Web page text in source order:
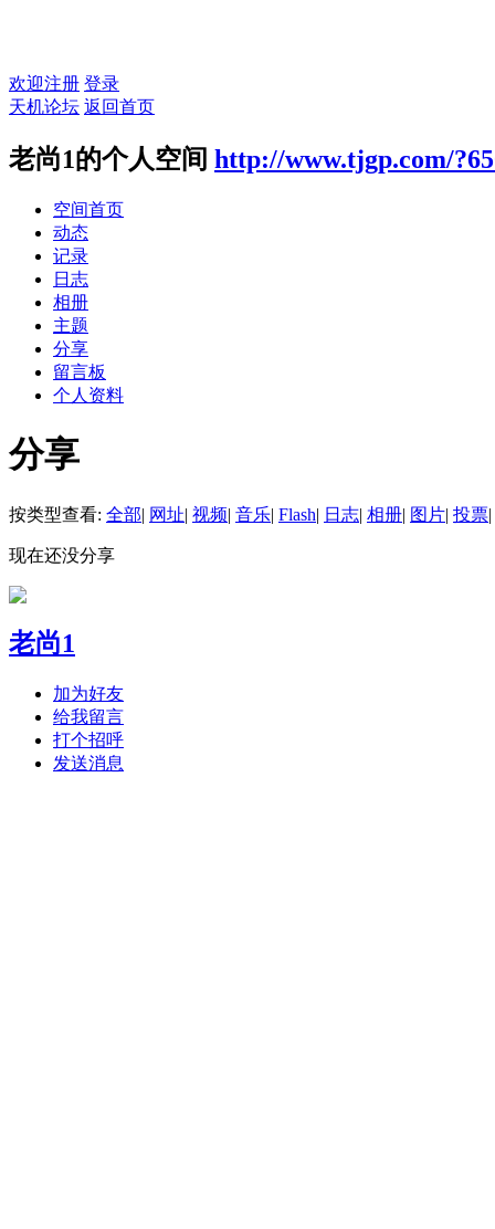
欢迎注册 登录
天机论坛 返回首页
老尚1的个人空间 http://www.tjgp.com/
空间首页
动态
记录
日志
相册
主题
分享
留言板
个人资料
分享
按类型查看: 全部| 网址| 视频| 音乐| Flash| 日志| 相册| 图片| 投票|
现在还没分享
老尚1
加为好友
给我留言
打个招呼
发送消息